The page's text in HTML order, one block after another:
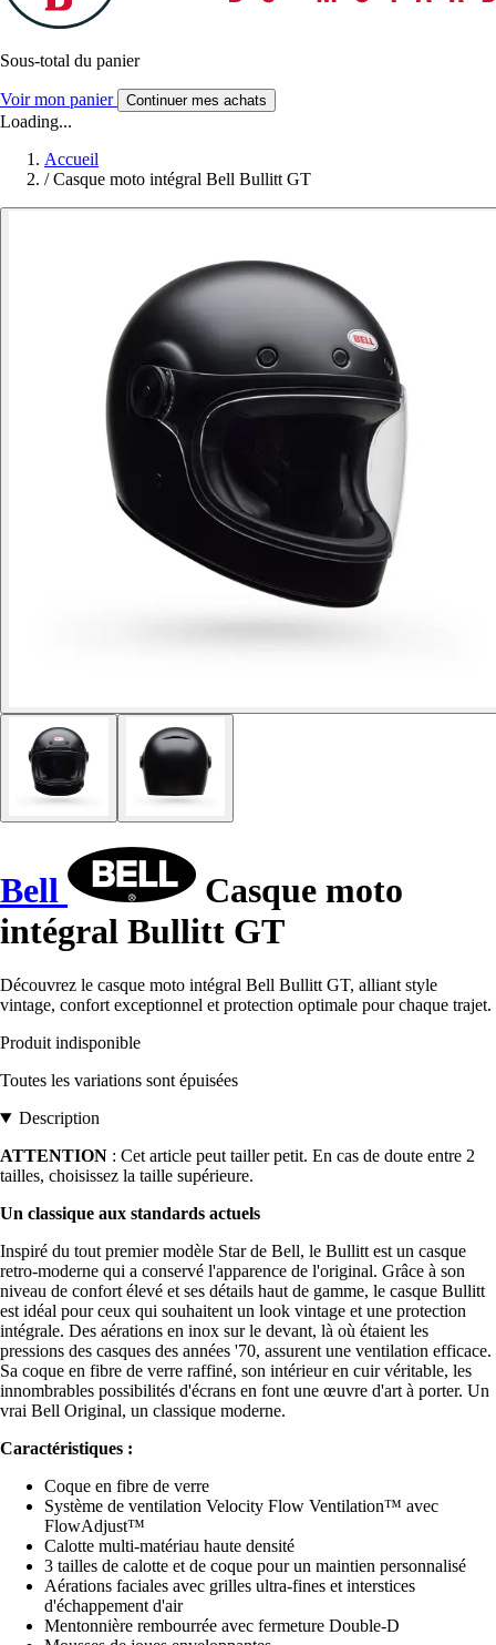
Sous-total du panier
Voir mon panier Continuer mes achats
Loading...
Accueil
/ Casque moto intégral Bell Bullitt GT
Bell
Casque moto
intégral Bullitt GT
Découvrez le casque moto intégral Bell Bullitt GT, alliant style
vintage, confort exceptionnel et protection optimale pour chaque trajet.
Produit indisponible
Toutes les variations sont épuisées
Description
ATTENTION : Cet article peut tailler petit. En cas de doute entre 2
tailles, choisissez la taille supérieure.
Un classique aux standards actuels
Inspiré du tout premier modèle Star de Bell, le Bullitt est un casque
retro-moderne qui a conservé l'apparence de l'original. Grâce à son
niveau de confort élevé et ses détails haut de gamme, le casque Bullitt
est idéal pour ceux qui souhaitent un look vintage et une protection
intégrale. Des aérations en inox sur le devant, là où étaient les
pressions des casques des années '70, assurent une ventilation efficace.
Sa coque en fibre de verre raffiné, son intérieur en cuir véritable, les
innombrables possibilités d'écrans en font une œuvre d'art à porter. Un
vrai Bell Original, un classique moderne.
Caractéristiques :
Coque en fibre de verre
Système de ventilation Velocity Flow Ventilation™ avec
FlowAdjust™
Calotte multi-matériau haute densité
3 tailles de calotte et de coque pour un maintien personnalisé
Aérations faciales avec grilles ultra-fines et interstices
d'échappement d'air
Mentonnière rembourrée avec fermeture Double-D